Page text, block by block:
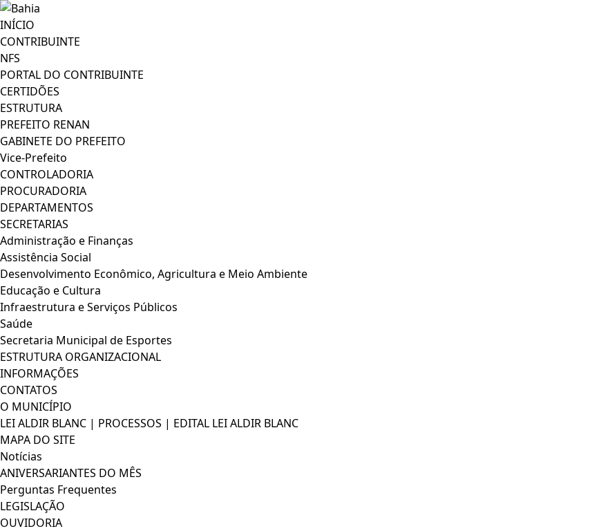
INÍCIO
CONTRIBUINTE
NFS
PORTAL DO CONTRIBUINTE
CERTIDÕES
ESTRUTURA
PREFEITO RENAN
GABINETE DO PREFEITO
Vice-Prefeito
CONTROLADORIA
PROCURADORIA
DEPARTAMENTOS
SECRETARIAS
Administração e Finanças
Assistência Social
Desenvolvimento Econômico, Agricultura e Meio Ambiente
Educação e Cultura
Infraestrutura e Serviços Públicos
Saúde
Secretaria Municipal de Esportes
ESTRUTURA ORGANIZACIONAL
INFORMAÇÕES
CONTATOS
O MUNICÍPIO
LEI ALDIR BLANC | PROCESSOS | EDITAL LEI ALDIR BLANC
MAPA DO SITE
Notícias
ANIVERSARIANTES DO MÊS
Perguntas Frequentes
LEGISLAÇÃO
OUVIDORIA